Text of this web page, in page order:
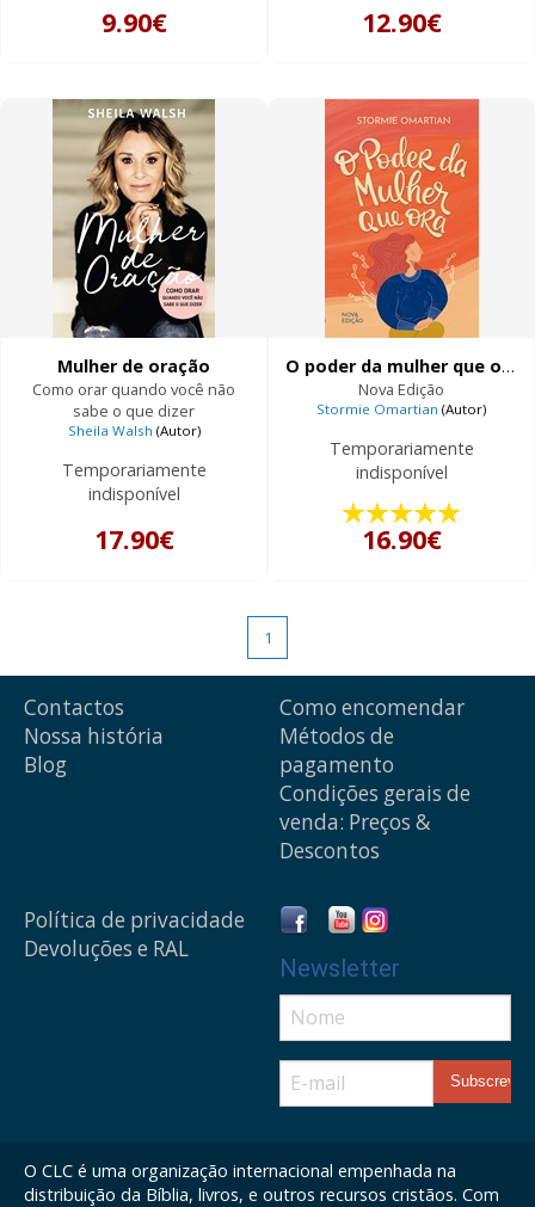
9.90€ 12.90€
Mulher de oração
Como orar quando você não
sabe o que dizer
Sheila Walsh (Autor)
Temporariamente
indisponível
17.90€
O poder da mulher que ora
Nova Edição
Stormie Omartian (Autor)
Temporariamente
indisponível
16.90€
1
Contactos
Nossa história
Blog
Como encomendar
Métodos de
pagamento
Condições gerais de
venda: Preços &
Descontos
Política de privacidade
Devoluções e RAL
Newsletter
O CLC é uma organização internacional empenhada na
distribuição da Bíblia, livros, e outros recursos cristãos. Com